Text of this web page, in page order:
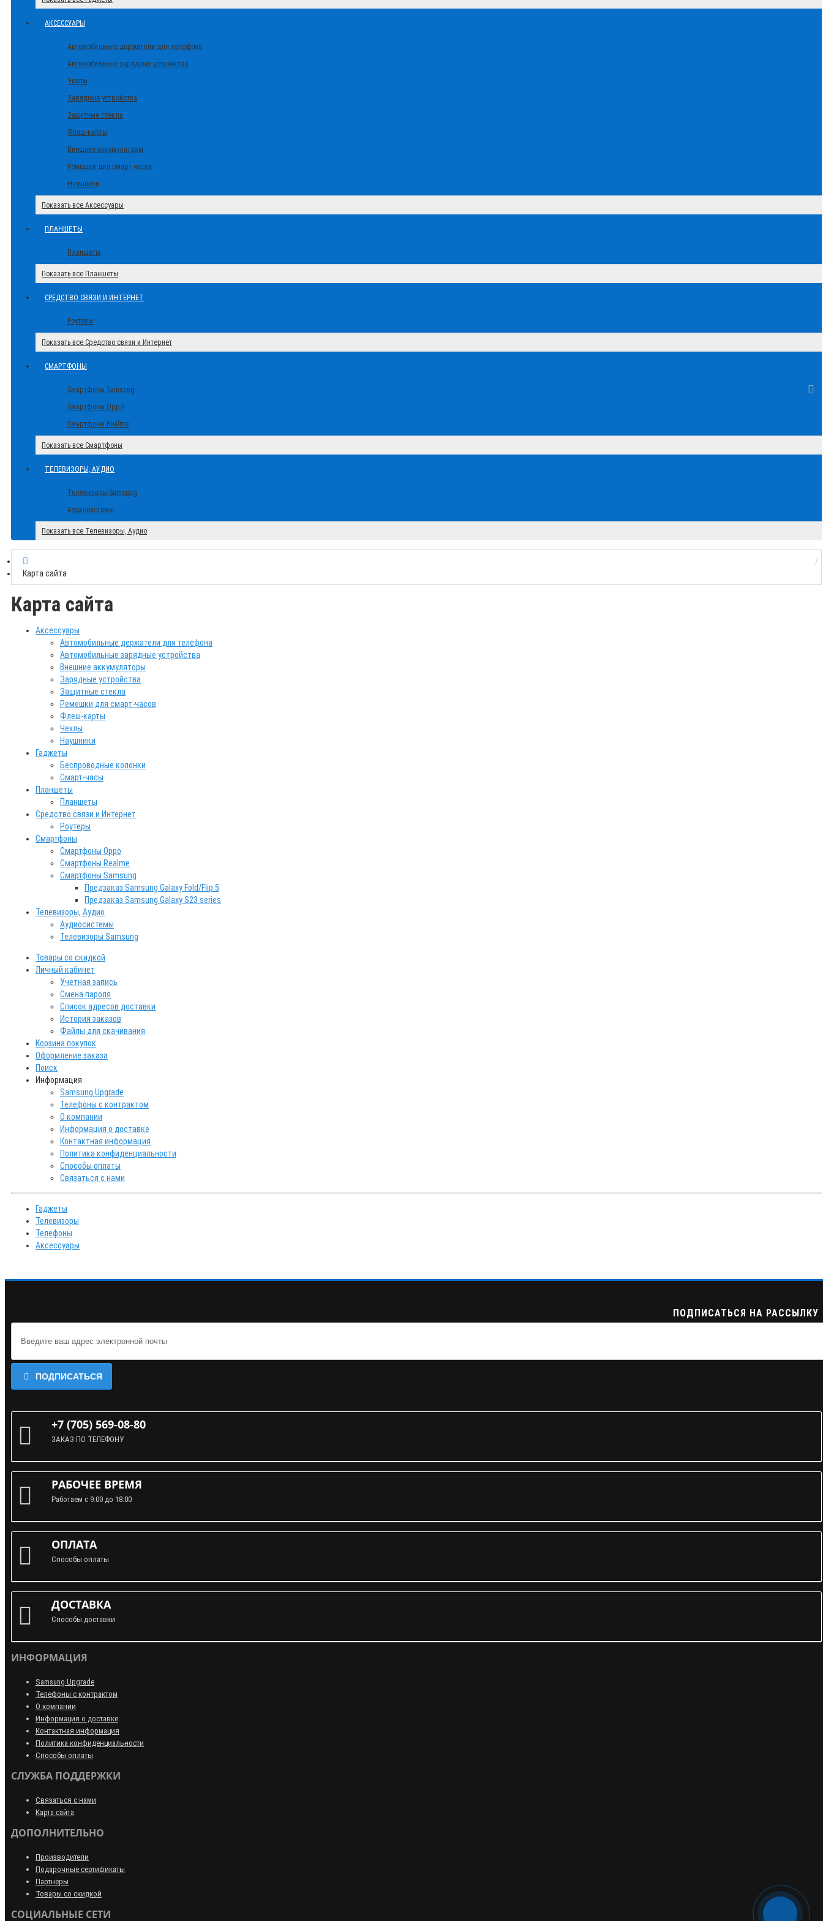
АКСЕССУАРЫ
Автомобильные держатели для телефона
Автомобильные зарядные устройства
Чехлы
Зарядные устройства
Защитные стекла
Флеш-карты
Внешние аккумуляторы
Ремешки для смарт-часов
Наушники
Показать все Аксессуары
ПЛАНШЕТЫ
Планшеты
Показать все Планшеты
СРЕДСТВО СВЯЗИ И ИНТЕРНЕТ
Роутеры
Показать все Средство связи и Интернет
СМАРТФОНЫ
Смартфоны Samsung
Смартфоны Oppo
Смартфоны Realme
Показать все Смартфоны
ТЕЛЕВИЗОРЫ, АУДИО
Телевизоры Samsung
Аудиосистемы
Показать все Телевизоры, Аудио
Карта сайта
Карта сайта
Аксессуары
Автомобильные держатели для телефона
Автомобильные зарядные устройства
Внешние аккумуляторы
Зарядные устройства
Защитные стекла
Ремешки для смарт-часов
Флеш-карты
Чехлы
Наушники
Гаджеты
Беспроводные колонки
Смарт-часы
Планшеты
Планшеты
Средство связи и Интернет
Роутеры
Смартфоны
Смартфоны Oppo
Смартфоны Realme
Смартфоны Samsung
Предзаказ Samsung Galaxy Fold/Flip 5
Предзаказ Samsung Galaxy S23 series
Телевизоры, Аудио
Аудиосистемы
Телевизоры Samsung
Товары со скидкой
Личный кабинет
Учетная запись
Смена пароля
Список адресов доставки
История заказов
Файлы для скачивания
Корзина покупок
Оформление заказа
Поиск
Информация
Samsung Upgrade
Телефоны с контрактом
О компании
Информация о доставке
Контактная информация
Политика конфиденциальности
Способы оплаты
Связаться с нами
Гаджеты
Телевизоры
Телефоны
Аксессуары
ПОДПИСАТЬСЯ НА РАССЫЛКУ
ПОДПИСАТЬСЯ
+7 (705) 569-08-80
ЗАКАЗ ПО ТЕЛЕФОНУ
РАБОЧЕЕ ВРЕМЯ
Работаем с 9:00 до 18:00
ОПЛАТА
Способы оплаты
ДОСТАВКА
Способы доставки
ИНФОРМАЦИЯ
Samsung Upgrade
Телефоны с контрактом
О компании
Информация о доставке
Контактная информация
Политика конфиденциальности
Способы оплаты
СЛУЖБА ПОДДЕРЖКИ
Связаться с нами
Карта сайта
ДОПОЛНИТЕЛЬНО
Производители
Подарочные сертификаты
Партнёры
Товары со скидкой
СОЦИАЛЬНЫЕ СЕТИ